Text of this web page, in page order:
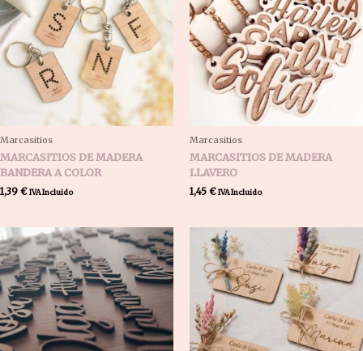
Marcasitios
MARCASITIOS DE MADERA
BANDERA A COLOR
1,39 € IVA Incluido
Marcasitios
MARCASITIOS DE MADERA
LLAVERO
1,45 € IVA Incluido
Rango
de
precios:
desde
1,15 €
hasta
1,45 €
desde
1,57 €
hasta
1,63 €